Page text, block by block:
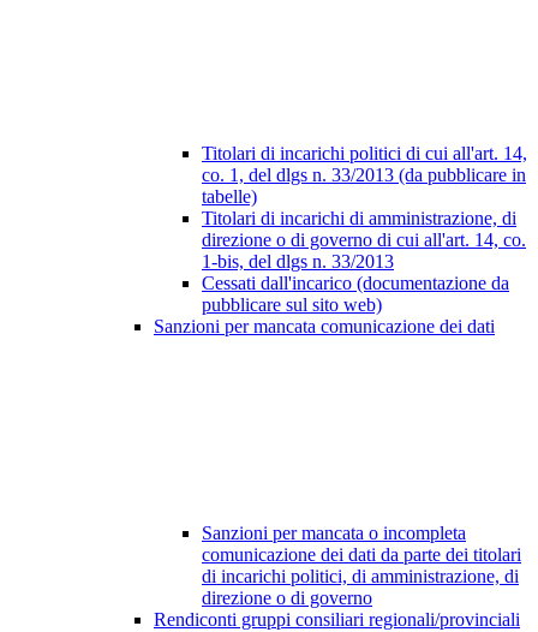
Titolari di incarichi politici di cui all'art. 14,
co. 1, del dlgs n. 33/2013 (da pubblicare in
tabelle)
Titolari di incarichi di amministrazione, di
direzione o di governo di cui all'art. 14, co.
1-bis, del dlgs n. 33/2013
Cessati dall'incarico (documentazione da
pubblicare sul sito web)
Sanzioni per mancata comunicazione dei dati
Sanzioni per mancata o incompleta
comunicazione dei dati da parte dei titolari
di incarichi politici, di amministrazione, di
direzione o di governo
Rendiconti gruppi consiliari regionali/provinciali